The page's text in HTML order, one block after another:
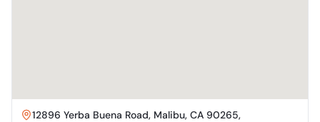
12896 Yerba Buena Road, Malibu, CA 90265,